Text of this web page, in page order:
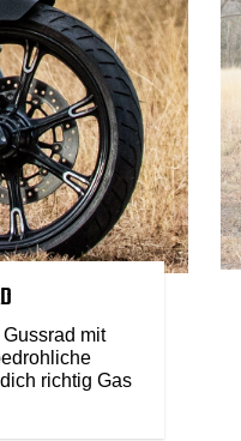
mit
richtig Gas